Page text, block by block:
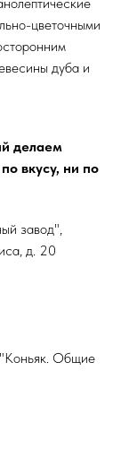
цветочными
дуба и
делаем
вкусу, ни по
завод",
д. 20
Общие